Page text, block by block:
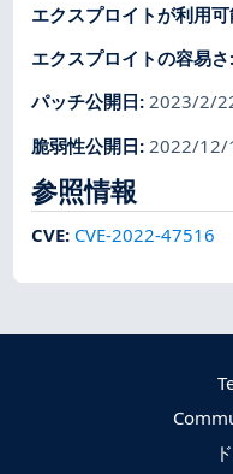
エクスプロイトが利用
エクスプロイトの容易さ:
パッチ公開日:2023/2/
脆弱性公開日: 2022/12/
参照情報
CVE: CVE-2022-47516